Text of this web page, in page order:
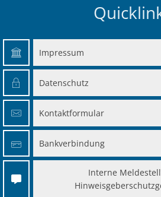
Impressum
Datenschutz
Kontaktformular
Bankverbindung
Interne